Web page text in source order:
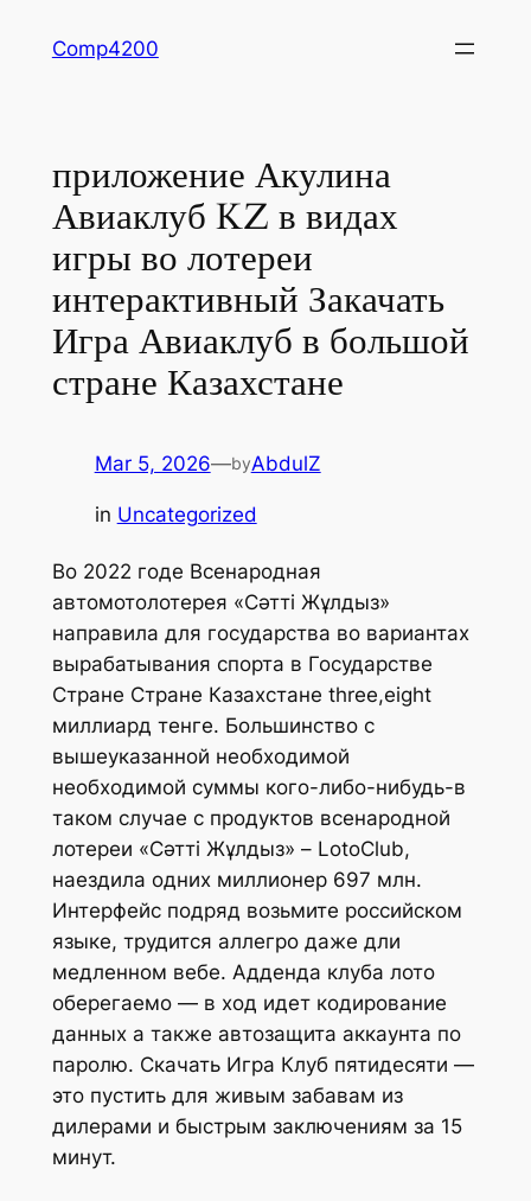
Comp4200
приложение Акулина
Авиаклуб KZ в видах
игры во лотереи
интерактивный Закачать
Игра Авиаклуб в большой
стране Казахстане
Mar 5, 2026—byAbdulZ
in Uncategorized
Во 2022 годе Всенародная
автомотолотерея «Сәтті Жұлдыз»
направила для государства во вариантах
вырабатывания спорта в Государстве
Стране Стране Казахстане three,eight
миллиард тенге. Большинство с
вышеуказанной необходимой
необходимой суммы кого-либо-нибудь-в
таком случае с продуктов всенародной
лотереи «Сәтті Жұлдыз» – LotoClub,
наездила одних миллионер 697 млн.
Интерфейс подряд возьмите российском
языке, трудится аллегро даже дли
медленном вебе. Адденда клуба лото
оберегаемо — в ход идет кодирование
данных а также автозащита аккаунта по
паролю. Скачать Игра Клуб пятидесяти —
это пустить для живым забавам из
дилерами и быстрым заключениям за 15
минут.